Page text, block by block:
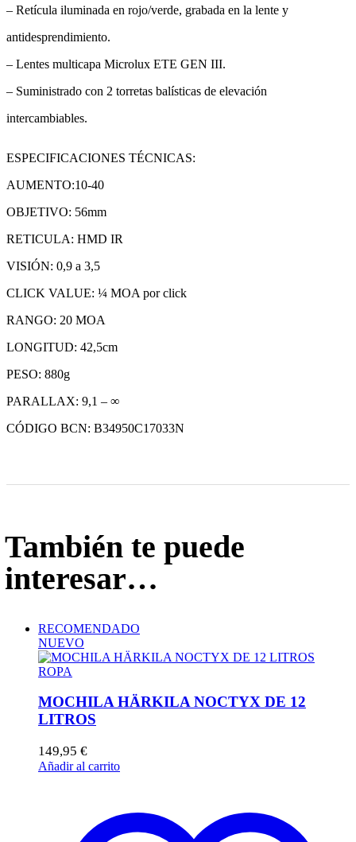
– Retícula iluminada en rojo/verde, grabada en la lente y
antidesprendimiento.
– Lentes multicapa Microlux ETE GEN III.
– Suministrado con 2 torretas balísticas de elevación
intercambiables.
ESPECIFICACIONES TÉCNICAS:
AUMENTO:10-40
OBJETIVO: 56mm
RETICULA: HMD IR
VISIÓN: 0,9 a 3,5
CLICK VALUE: ¼ MOA por click
RANGO: 20 MOA
LONGITUD: 42,5cm
PESO: 880g
PARALLAX: 9,1 – ∞
CÓDIGO BCN: B34950C17033N
También te puede
interesar…
RECOMENDADO
NUEVO
ROPA
MOCHILA HÄRKILA NOCTYX DE 12
LITROS
149,95 €
Añadir al carrito